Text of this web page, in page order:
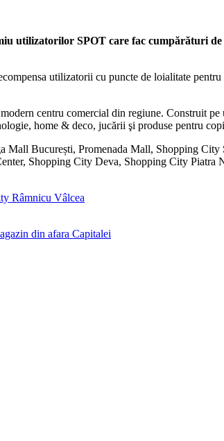
utilizatorilor SPOT care fac cumpărături
utilizatorii cu puncte de loialitate
centru comercial din regiune. Construit
home & deco, jucării şi produse pentru
Mall București, Promenada Mall, Shopping
Shopping City Deva, Shopping City Piatra
Râmnicu Vâlcea
din afara Capitalei